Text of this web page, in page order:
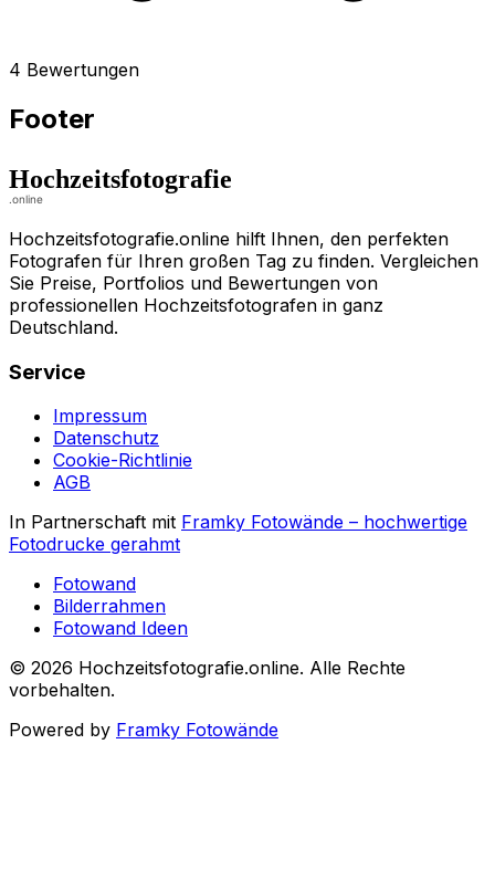
4 Bewertungen
Footer
Hochzeitsfotografie.online hilft Ihnen, den perfekten
Fotografen für Ihren großen Tag zu finden. Vergleichen
Sie Preise, Portfolios und Bewertungen von
professionellen Hochzeitsfotografen in ganz
Deutschland.
Service
Impressum
Datenschutz
Cookie-Richtlinie
AGB
In Partnerschaft mit Framky Fotowände – hochwertige
Fotodrucke gerahmt
Fotowand
Bilderrahmen
Fotowand Ideen
© 2026 Hochzeitsfotografie.online. Alle Rechte
vorbehalten.
Powered by Framky Fotowände